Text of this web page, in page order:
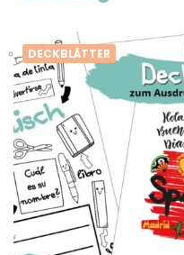
DECKBLÄTTER